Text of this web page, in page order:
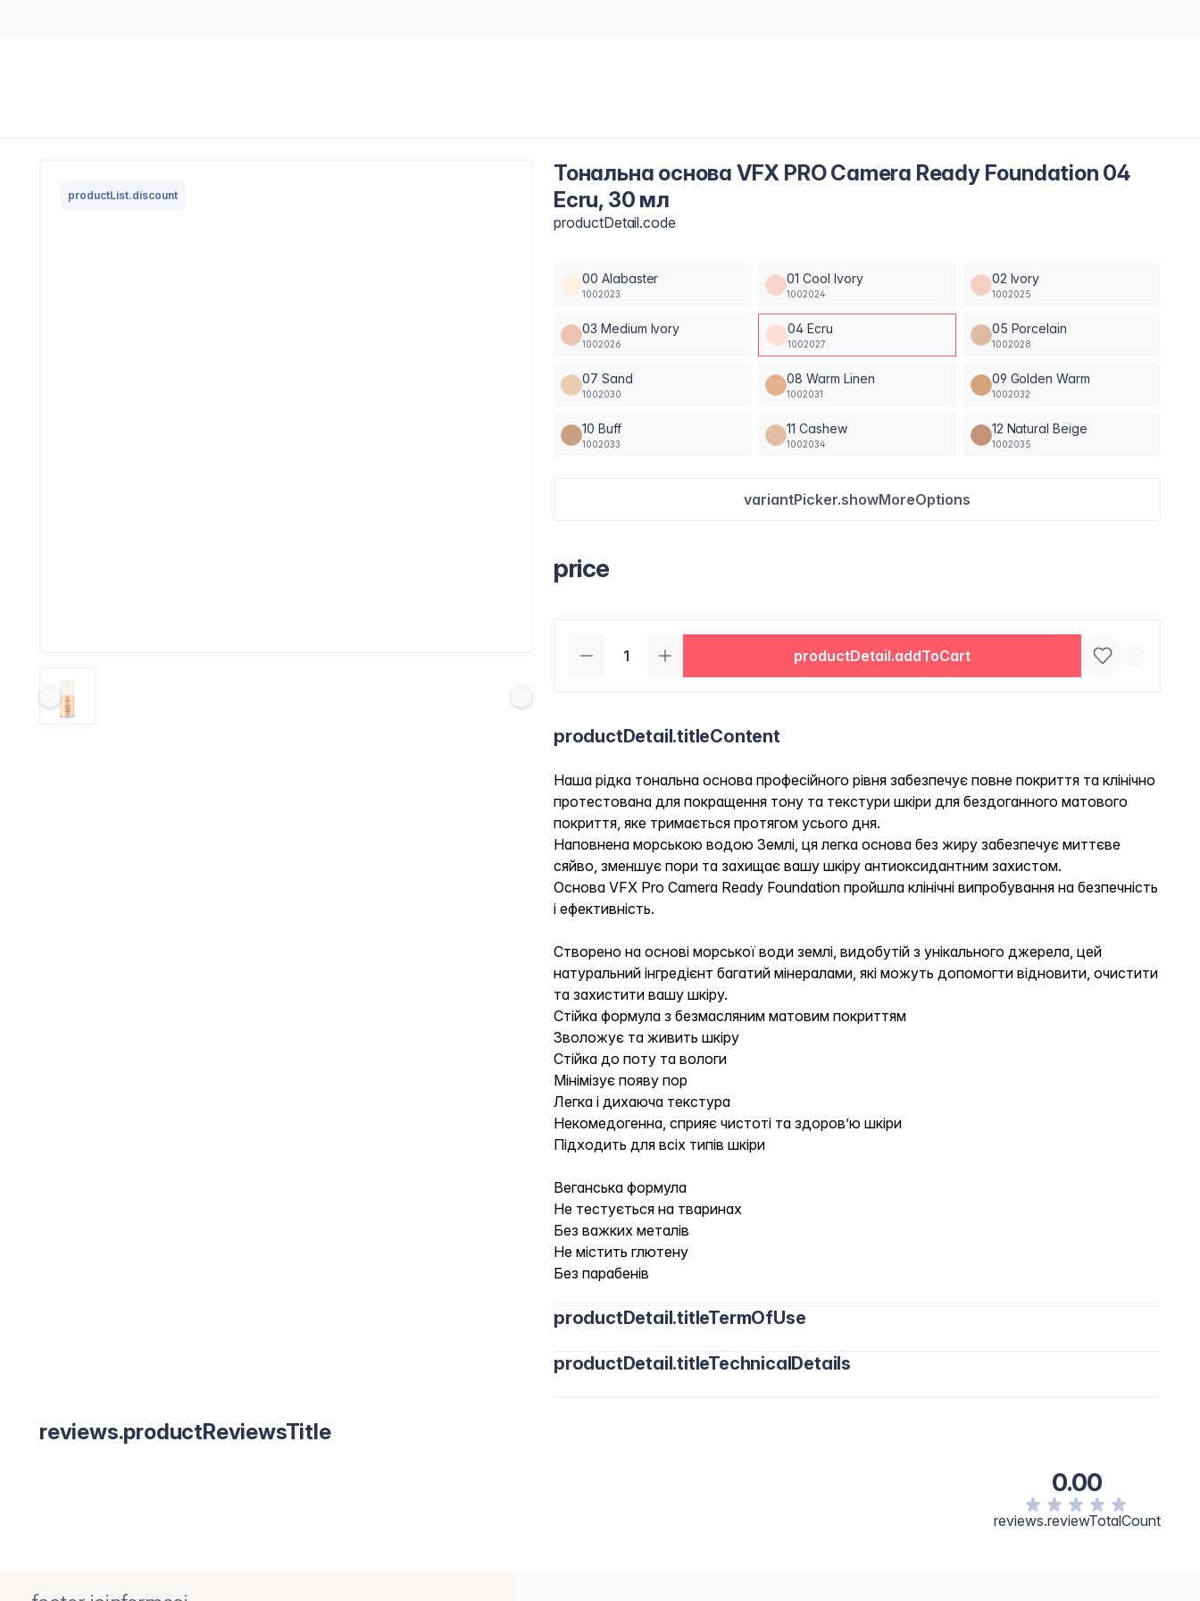
productList.discount
Тональна основа VFX PRO Camera Ready Foundation 04
Ecru, 30 мл
productDetail.code
00 Alabaster
1002023
01 Cool Ivory
1002024
02 Ivory
1002025
03 Medium Ivory
1002026
04 Ecru
1002027
05 Porcelain
1002028
07 Sand
1002030
08 Warm Linen
1002031
09 Golden Warm
1002032
10 Buff
1002033
11 Cashew
1002034
12 Natural Beige
1002035
variantPicker.showMoreOptions
price
productDetail.addToCart
productDetail.titleContent
Наша рідка тональна основа професійного рівня забезпечує повне покриття та клінічно
протестована для покращення тону та текстури шкіри для бездоганного матового
покриття, яке тримається протягом усього дня.
Наповнена морською водою Землі, ця легка основа без жиру забезпечує миттєве
сяйво, зменшує пори та захищає вашу шкіру антиоксидантним захистом.
Основа VFX Pro Camera Ready Foundation пройшла клінічні випробування на безпечність
і ефективність.
Створено на основі морської води землі, видобутій з унікального джерела, цей
натуральний інгредієнт багатий мінералами, які можуть допомогти відновити, очистити
та захистити вашу шкіру.
Стійка формула з безмасляним матовим покриттям
Зволожує та живить шкіру
Стійка до поту та вологи
Мінімізує появу пор
Легка і дихаюча текстура
Некомедогенна, сприяє чистоті та здоров’ю шкіри
Підходить для всіх типів шкіри
Веганська формула
Не тестується на тваринах
Без важких металів
Не містить глютену
Без парабенів
productDetail.titleTermOfUse
productDetail.titleTechnicalDetails
reviews.productReviewsTitle
0.00
reviews.reviewTotalCount